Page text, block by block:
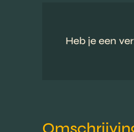
Heb je een